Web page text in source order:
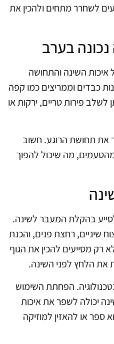
לשחרר מתחים ולהכין את
בערב
איכות השינה והתחושה
כבדים וממריצים כמו קפה
לשלב פירות טריים, ירקות או
את תחושת הרוגע. חשוב
מה שיכול להפוך
בהקלת המעבר לשינה.
שיניים, רחצת פנים, והכנת
רק מסייעים להכין את הגוף
את הלחץ לפני השינה.
הפחתת השימוש
יכולה לשפר את איכות
ספר או להאזין למוזיקה